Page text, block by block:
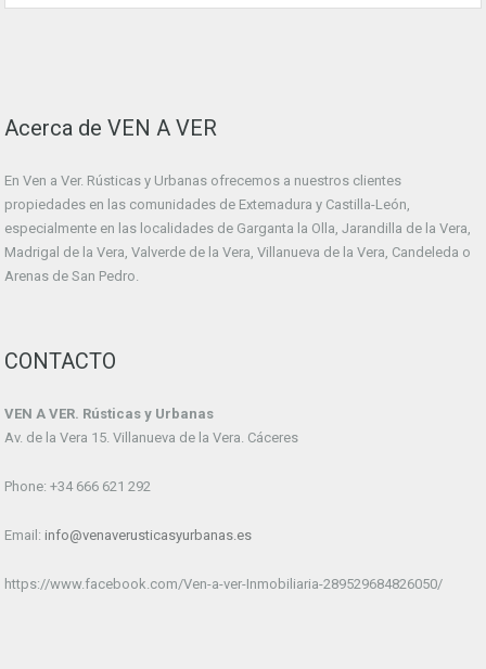
Acerca de VEN A VER
En Ven a Ver. Rústicas y Urbanas ofrecemos a nuestros clientes
propiedades en las comunidades de Extemadura y Castilla-León,
especialmente en las localidades de Garganta la Olla, Jarandilla de la Vera,
Madrigal de la Vera, Valverde de la Vera, Villanueva de la Vera, Candeleda o
Arenas de San Pedro.
CONTACTO
VEN A VER. Rústicas y Urbanas
Av. de la Vera 15. Villanueva de la Vera. Cáceres
Phone: +34 666 621 292
Email: info@venaverusticasyurbanas.es
https://www.facebook.com/Ven-a-ver-Inmobiliaria-289529684826050/